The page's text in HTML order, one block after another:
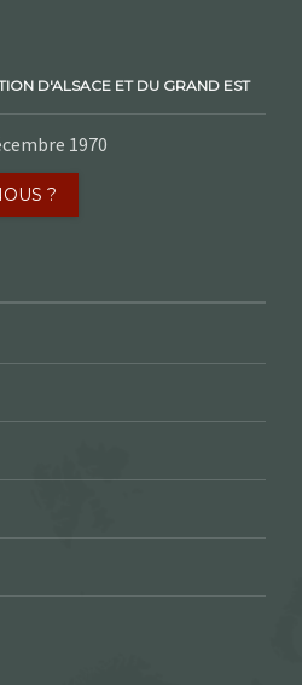
D'ALSACE ET DU GRAND EST
1970
?